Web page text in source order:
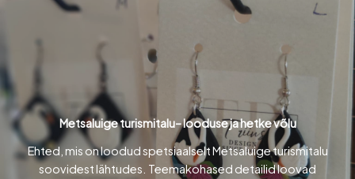
Metsaluige turismitalu– looduse ja hetke võlu
Ehted, mis on loodud spetsiaalselt Metsaluige turismitalu
soovidest lähtudes. Teemakohased detailid loovad